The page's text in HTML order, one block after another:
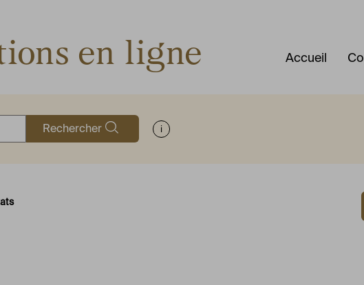
en ligne Accueil
Rechercher Afficher les informations d'aide à la recherche